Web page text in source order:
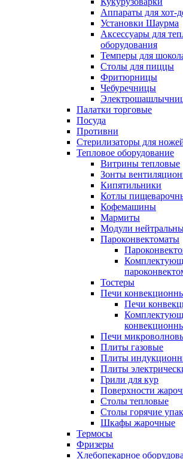
Аппараты для хот-
Установки Шаурма
Аксессуары для
оборудования
Темперы для
Столы для пиццы
Фритюрницы
Чебуречницы
Палатки торговые
Посуда
Противни
Стерилизаторы для
Тепловое оборудование
Витрины тепловые
Зонты
Кипятильники
Котлы
Кофемашины
Мармиты
Модули
Пароконвектоматы
Тостеры
Печи
Печи
Печи
Плиты газовые
Плиты
Плиты
Грили для кур
Поверхности
Столы тепловые
Столы горячие
Шкафы жарочные
Термосы
Фризеры
Хлебопекарное